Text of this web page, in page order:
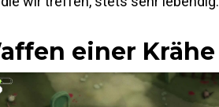
einer Krähe